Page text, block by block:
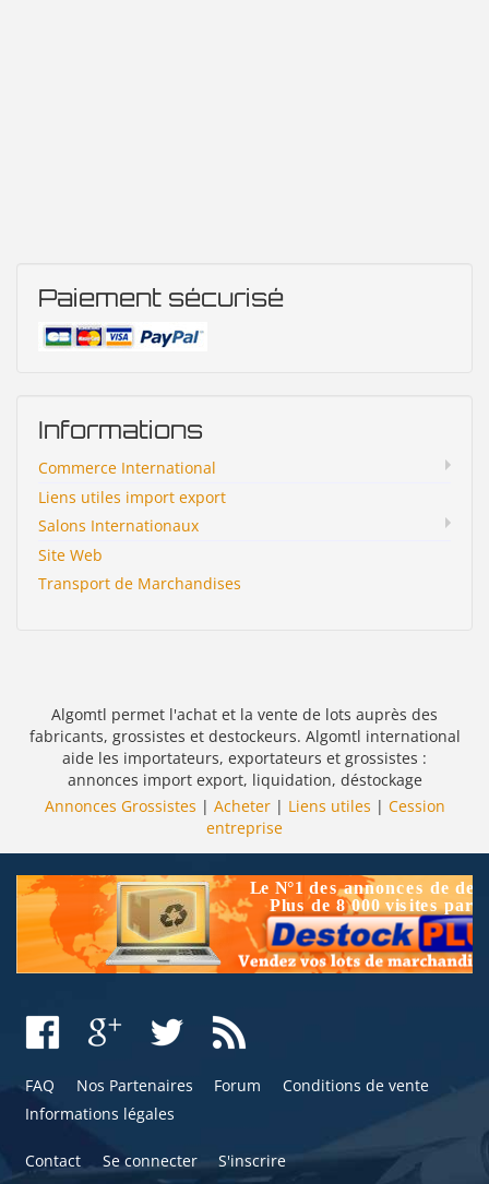
Paiement sécurisé
Informations
Commerce International
Liens utiles import export
Salons Internationaux
Site Web
Transport de Marchandises
Algomtl permet l'achat et la vente de lots auprès des
fabricants, grossistes et destockeurs. Algomtl international
aide les importateurs, exportateurs et grossistes :
annonces import export, liquidation, déstockage
Annonces Grossistes | Acheter| Liens utiles | Cession
entreprise
FAQ Nos Partenaires Forum
Conditions de vente
Informations légales
Contact Se connecter S'inscrire